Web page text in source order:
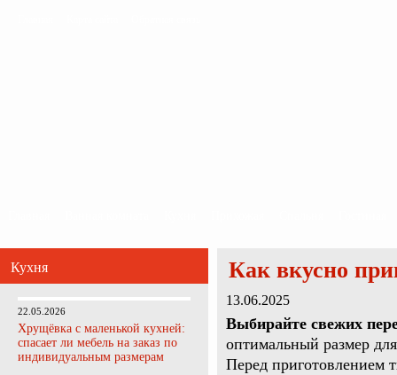
Кухня
22.05.2026
Хрущёвка с маленькой кухней:
спасает ли мебель на заказ по
индивидуальным размерам
Как вкусно
13.06.2025
Выбирайте свежих
оптимальный размер
Перед приготовлением